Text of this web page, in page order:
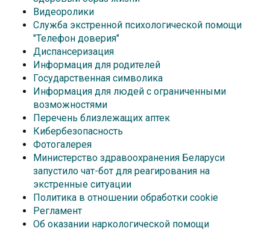
Видеоролики
Служба экстренной психологической помощи
"Телефон доверия"
Диспансеризация
Информация для родителей
Государственная символика
Информация для людей с ограниченными
возможностями
Перечень близлежащих аптек
Кибербезопасность
Фотогалерея
Министерство здравоохранения Беларуси
запустило чат-бот для реагирования на
экстренные ситуации
Политика в отношении обработки cookie
Регламент
Об оказании наркологической помощи